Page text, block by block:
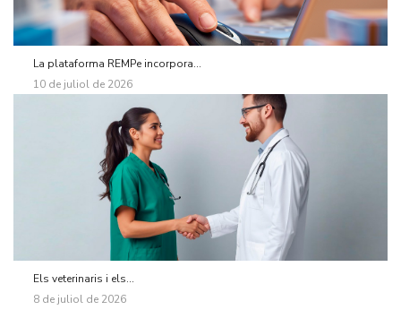
La plataforma REMPe incorpora...
10 de juliol de 2026
Els veterinaris i els...
8 de juliol de 2026